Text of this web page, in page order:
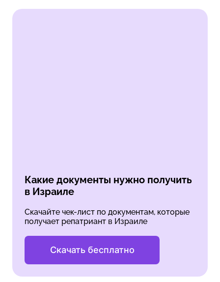
Какие документы нужно получить
в Израиле
Скачайте чек-лист по документам, которые
получает репатриант в Израиле
Скачать бесплатно